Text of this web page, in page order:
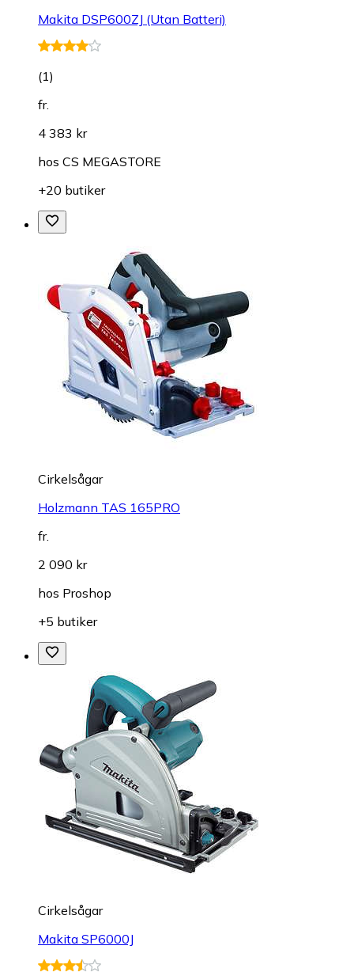
Makita DSP600ZJ (Utan Batteri)
(1)
fr.
4 383 kr
hos CS MEGASTORE
+20 butiker
Cirkelsågar
Holzmann TAS 165PRO
fr.
2 090 kr
hos Proshop
+5 butiker
Cirkelsågar
Makita SP6000J